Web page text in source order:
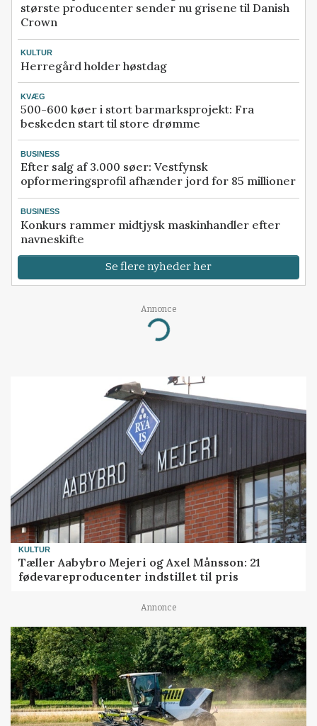
største producenter sender nu grisene til Danish
Crown
KULTUR
Herregård holder høstdag
KVÆG
500-600 køer i stort barmarksprojekt: Fra
beskeden start til store drømme
BUSINESS
Efter salg af 3.000 søer: Vestfynsk
opformeringsprofil afhænder jord for 85 millioner
BUSINESS
Konkurs rammer midtjysk maskinhandler efter
navneskifte
Se flere nyheder her
Annonce
Loading...
KULTUR
Tæller Aabybro Mejeri og Axel Månsson: 21
fødevareproducenter indstillet til pris
Annonce